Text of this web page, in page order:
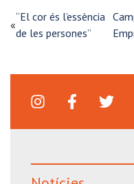
«
“El cor és l’essència
de les persones”